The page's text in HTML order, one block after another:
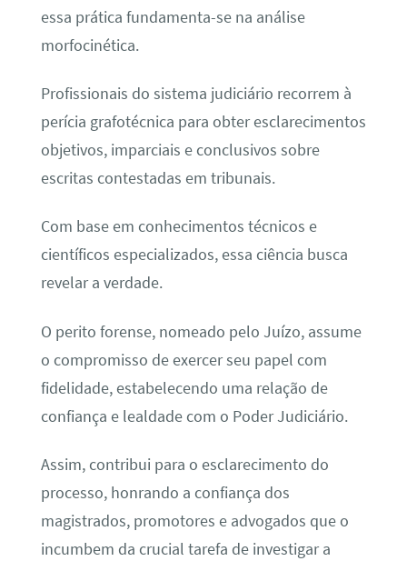
essa prática fundamenta-se na análise
morfocinética.
Profissionais do sistema judiciário recorrem à
perícia grafotécnica para obter esclarecimentos
objetivos, imparciais e conclusivos sobre
escritas contestadas em tribunais.
Com base em conhecimentos técnicos e
científicos especializados, essa ciência busca
revelar a verdade.
O perito forense, nomeado pelo Juízo, assume
o compromisso de exercer seu papel com
fidelidade, estabelecendo uma relação de
confiança e lealdade com o Poder Judiciário.
Assim, contribui para o esclarecimento do
processo, honrando a confiança dos
magistrados, promotores e advogados que o
incumbem da crucial tarefa de investigar a